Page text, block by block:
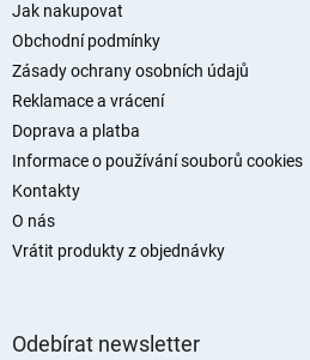
Jak nakupovat
Obchodní podmínky
Zásady ochrany osobních údajů
Reklamace a vrácení
Doprava a platba
Informace o používání souborů cookies
Kontakty
O nás
Vrátit produkty z objednávky
Odebírat newsletter